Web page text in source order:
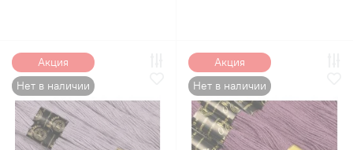
Акция
Нет в наличии
Акция
Нет в наличии